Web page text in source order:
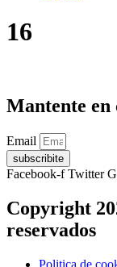
16
Mantente en
Email
subscribite
Facebook-f Twitter
Copyright
reservados
Politica de